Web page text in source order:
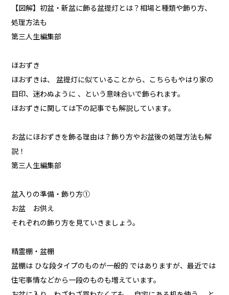
【図解】初盆・新盆に飾る盆提灯とは？相場と種類や飾り方、
処理方法も
第三人生編集部
ほおずき
ほおずきは、 盆提灯に似ていることから、こちらもやはり家の
目印、迷わぬように 、という意味合いで飾られます。
ほおずきに関しては下の記事でも解説しています。
お盆にほおずきを飾る理由は？飾り方やお盆後の処理方法も解
説！
第三人生編集部
盆入りの準備・飾り方①
お盆 お供え
それぞれの飾り方を見ていきましょう。
精霊棚・盆棚
盆棚は ひな段タイプのものが一般的 ではありますが、最近では
住宅事情などから一段のものも増えています。